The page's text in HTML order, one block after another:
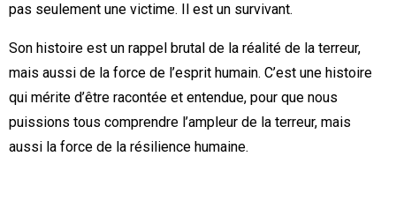
pas seulement une victime. Il est un survivant.
Son histoire est un rappel brutal de la réalité de la terreur,
mais aussi de la force de l’esprit humain. C’est une histoire
qui mérite d’être racontée et entendue, pour que nous
puissions tous comprendre l’ampleur de la terreur, mais
aussi la force de la résilience humaine.